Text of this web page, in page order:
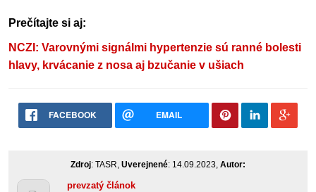
Prečítajte si aj:
NCZI: Varovnými signálmi hypertenzie sú ranné bolesti
hlavy, krvácanie z nosa aj bzučanie v ušiach
FACEBOOK EMAIL
Zdroj: TASR, Uverejnené: 14.09.2023, Autor:
prevzatý článok